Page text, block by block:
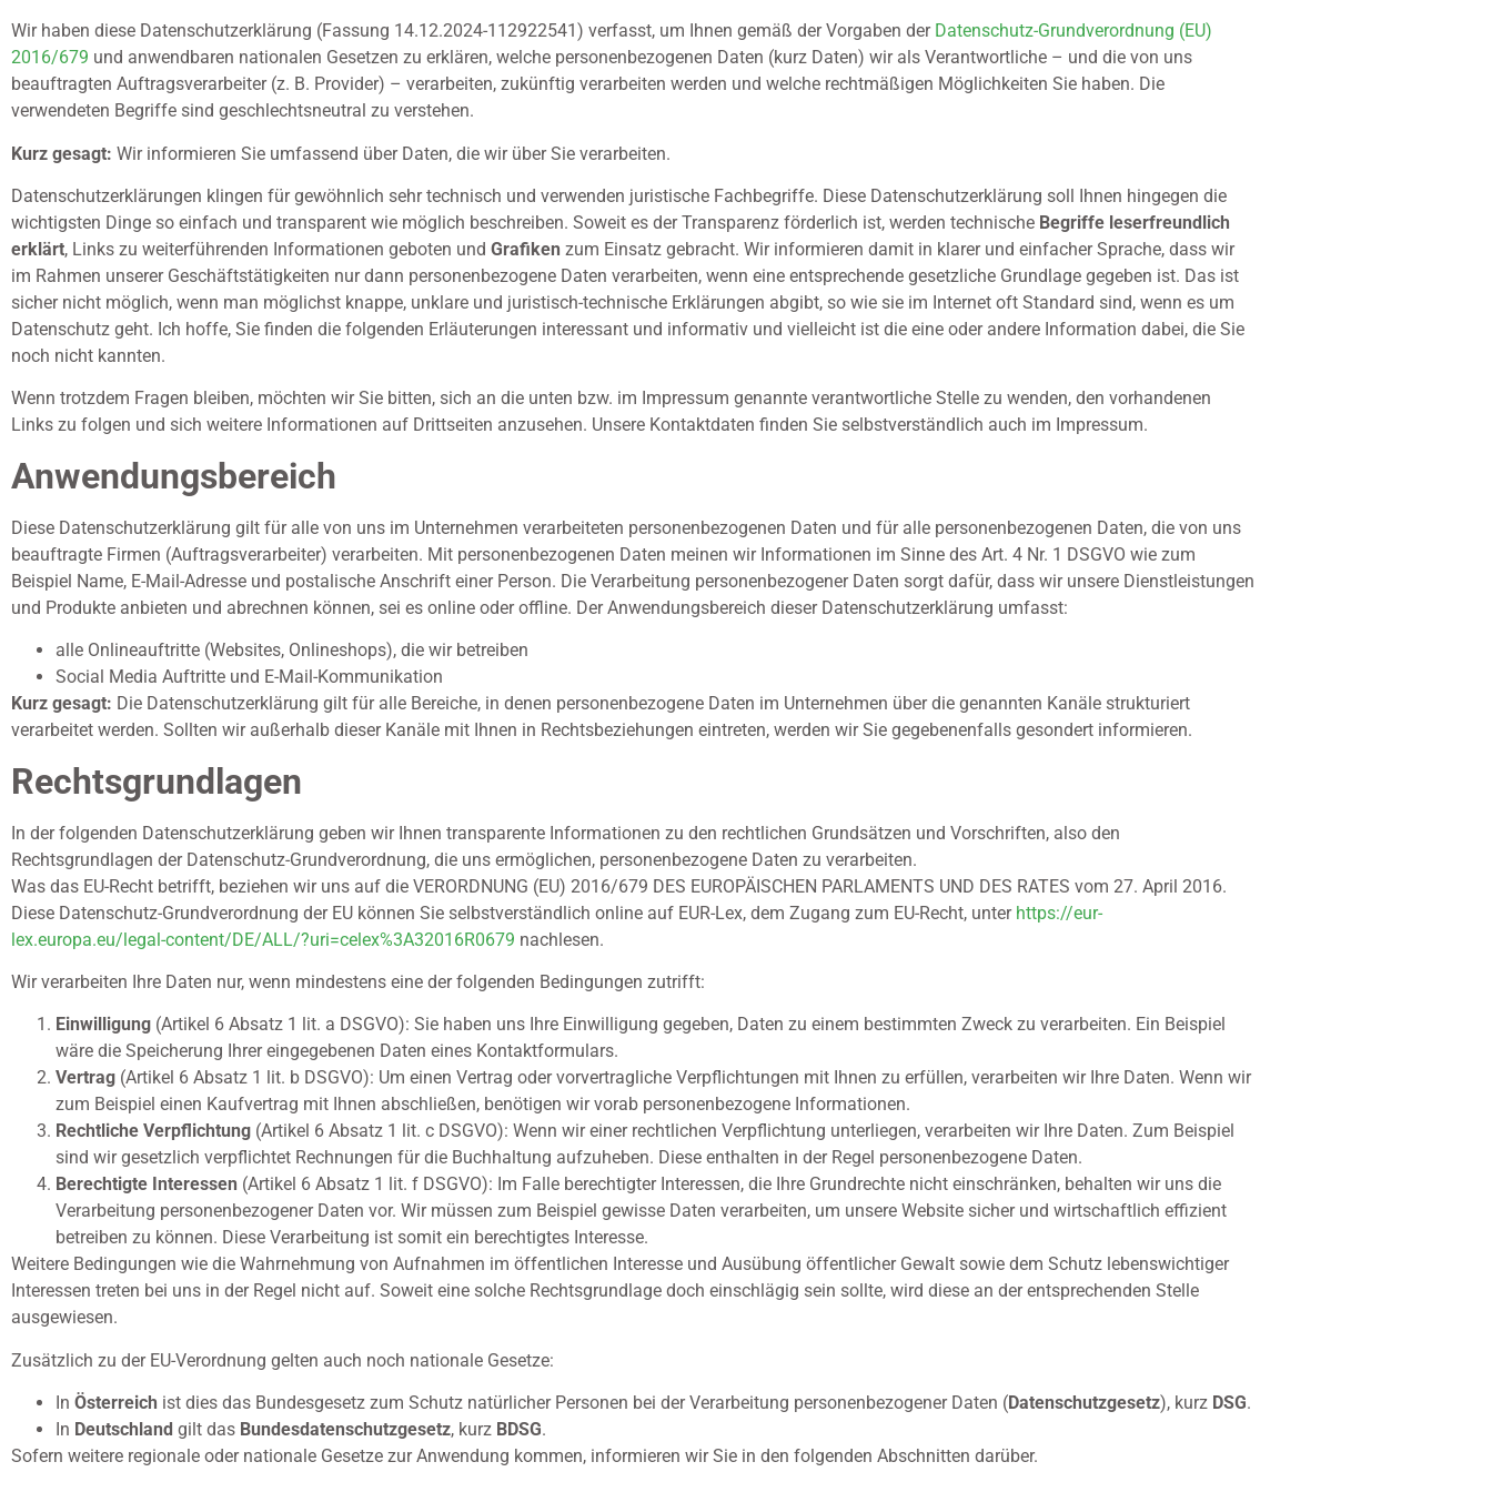
Wir haben diese Datenschutzerklärung (Fassung 14.12.2024-112922541) verfasst, um Ihnen gemäß der Vorgaben der Datenschutz-Grundverordnung (EU)
2016/679 und anwendbaren nationalen Gesetzen zu erklären, welche personenbezogenen Daten (kurz Daten) wir als Verantwortliche – und die von uns
beauftragten Auftragsverarbeiter (z. B. Provider) – verarbeiten, zukünftig verarbeiten werden und welche rechtmäßigen Möglichkeiten Sie haben. Die
verwendeten Begriffe sind geschlechtsneutral zu verstehen.
Kurz gesagt: Wir informieren Sie umfassend über Daten, die wir über Sie verarbeiten.
Datenschutzerklärungen klingen für gewöhnlich sehr technisch und verwenden juristische Fachbegriffe. Diese Datenschutzerklärung soll Ihnen hingegen die
wichtigsten Dinge so einfach und transparent wie möglich beschreiben. Soweit es der Transparenz förderlich ist, werden technische Begriffe leserfreundlich
erklärt, Links zu weiterführenden Informationen geboten und Grafiken zum Einsatz gebracht. Wir informieren damit in klarer und einfacher Sprache, dass wir
im Rahmen unserer Geschäftstätigkeiten nur dann personenbezogene Daten verarbeiten, wenn eine entsprechende gesetzliche Grundlage gegeben ist. Das ist
sicher nicht möglich, wenn man möglichst knappe, unklare und juristisch-technische Erklärungen abgibt, so wie sie im Internet oft Standard sind, wenn es um
Datenschutz geht. Ich hoffe, Sie finden die folgenden Erläuterungen interessant und informativ und vielleicht ist die eine oder andere Information dabei, die Sie
noch nicht kannten.
Wenn trotzdem Fragen bleiben, möchten wir Sie bitten, sich an die unten bzw. im Impressum genannte verantwortliche Stelle zu wenden, den vorhandenen
Links zu folgen und sich weitere Informationen auf Drittseiten anzusehen. Unsere Kontaktdaten finden Sie selbstverständlich auch im Impressum.
Anwendungsbereich
Diese Datenschutzerklärung gilt für alle von uns im Unternehmen verarbeiteten personenbezogenen Daten und für alle personenbezogenen Daten, die von uns
beauftragte Firmen (Auftragsverarbeiter) verarbeiten. Mit personenbezogenen Daten meinen wir Informationen im Sinne des Art. 4 Nr. 1 DSGVO wie zum
Beispiel Name, E-Mail-Adresse und postalische Anschrift einer Person. Die Verarbeitung personenbezogener Daten sorgt dafür, dass wir unsere Dienstleistungen
und Produkte anbieten und abrechnen können, sei es online oder offline. Der Anwendungsbereich dieser Datenschutzerklärung umfasst:
alle Onlineauftritte (Websites, Onlineshops), die wir betreiben
Social Media Auftritte und E-Mail-Kommunikation
Kurz gesagt: Die Datenschutzerklärung gilt für alle Bereiche, in denen personenbezogene Daten im Unternehmen über die genannten Kanäle strukturiert
verarbeitet werden. Sollten wir außerhalb dieser Kanäle mit Ihnen in Rechtsbeziehungen eintreten, werden wir Sie gegebenenfalls gesondert informieren.
Rechtsgrundlagen
In der folgenden Datenschutzerklärung geben wir Ihnen transparente Informationen zu den rechtlichen Grundsätzen und Vorschriften, also den
Rechtsgrundlagen der Datenschutz-Grundverordnung, die uns ermöglichen, personenbezogene Daten zu verarbeiten.
Was das EU-Recht betrifft, beziehen wir uns auf die VERORDNUNG (EU) 2016/679 DES EUROPÄISCHEN PARLAMENTS UND DES RATES vom 27. April 2016.
Diese Datenschutz-Grundverordnung der EU können Sie selbstverständlich online auf EUR-Lex, dem Zugang zum EU-Recht, unter https://eur-
lex.europa.eu/legal-content/DE/ALL/?uri=celex%3A32016R0679 nachlesen.
Wir verarbeiten Ihre Daten nur, wenn mindestens eine der folgenden Bedingungen zutrifft:
Einwilligung (Artikel 6 Absatz 1 lit. a DSGVO): Sie haben uns Ihre Einwilligung gegeben, Daten zu einem bestimmten Zweck zu verarbeiten. Ein Beispiel
wäre die Speicherung Ihrer eingegebenen Daten eines Kontaktformulars.
Vertrag (Artikel 6 Absatz 1 lit. b DSGVO): Um einen Vertrag oder vorvertragliche Verpflichtungen mit Ihnen zu erfüllen, verarbeiten wir Ihre Daten. Wenn wir
zum Beispiel einen Kaufvertrag mit Ihnen abschließen, benötigen wir vorab personenbezogene Informationen.
Rechtliche Verpflichtung (Artikel 6 Absatz 1 lit. c DSGVO): Wenn wir einer rechtlichen Verpflichtung unterliegen, verarbeiten wir Ihre Daten. Zum Beispiel
sind wir gesetzlich verpflichtet Rechnungen für die Buchhaltung aufzuheben. Diese enthalten in der Regel personenbezogene Daten.
Berechtigte Interessen (Artikel 6 Absatz 1 lit. f DSGVO): Im Falle berechtigter Interessen, die Ihre Grundrechte nicht einschränken, behalten wir uns die
Verarbeitung personenbezogener Daten vor. Wir müssen zum Beispiel gewisse Daten verarbeiten, um unsere Website sicher und wirtschaftlich effizient
betreiben zu können. Diese Verarbeitung ist somit ein berechtigtes Interesse.
Weitere Bedingungen wie die Wahrnehmung von Aufnahmen im öffentlichen Interesse und Ausübung öffentlicher Gewalt sowie dem Schutz lebenswichtiger
Interessen treten bei uns in der Regel nicht auf. Soweit eine solche Rechtsgrundlage doch einschlägig sein sollte, wird diese an der entsprechenden Stelle
ausgewiesen.
Zusätzlich zu der EU-Verordnung gelten auch noch nationale Gesetze:
In Österreich ist dies das Bundesgesetz zum Schutz natürlicher Personen bei der Verarbeitung personenbezogener Daten (Datenschutzgesetz), kurz DSG.
In Deutschland gilt das Bundesdatenschutzgesetz, kurz BDSG.
Sofern weitere regionale oder nationale Gesetze zur Anwendung kommen, informieren wir Sie in den folgenden Abschnitten darüber.